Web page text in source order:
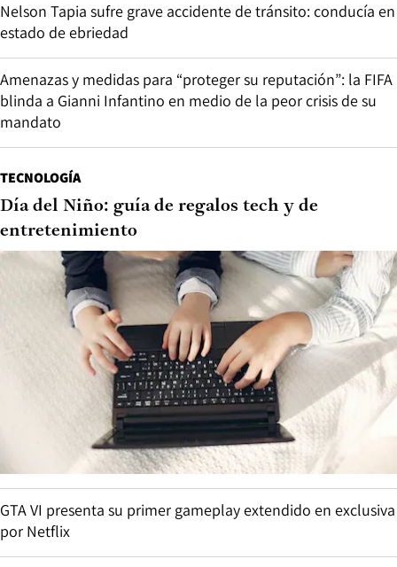
Nelson Tapia sufre grave accidente de tránsito: conducía en
estado de ebriedad
Amenazas y medidas para “proteger su reputación”: la FIFA
blinda a Gianni Infantino en medio de la peor crisis de su
mandato
TECNOLOGÍA
Día del Niño: guía de regalos tech y de
entretenimiento
GTA VI presenta su primer gameplay extendido en exclusiva
por Netflix